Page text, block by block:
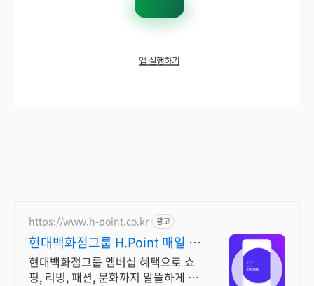
https://www.h-point.co.kr 광고
현대백화점그룹 H.Point 매일 최
대 5천 포인트 적립
현대백화점그룹 멤버십 혜택으로 쇼
핑, 리빙, 패션, 문화까지 알뜰하게 즐